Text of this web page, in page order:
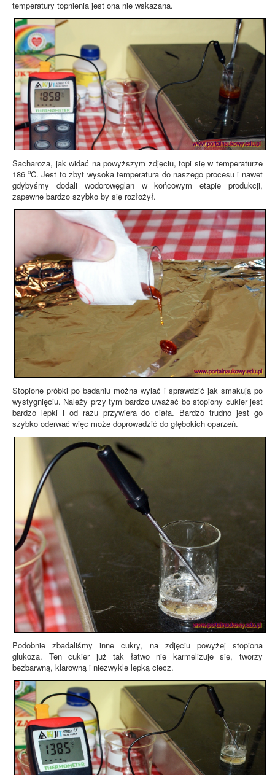
temperatury topnienia jest ona nie wskazana.
Sacharoza, jak widać na powyższym zdjęciu, topi się w temperaturze
186 oC. Jest to zbyt wysoka temperatura do naszego procesu i nawet
gdybyśmy dodali wodorowęglan w końcowym etapie produkcji,
zapewne bardzo szybko by się rozłożył.
Stopione próbki po badaniu można wylać i sprawdzić jak smakują po
wystygnięciu. Należy przy tym bardzo uważać bo stopiony cukier jest
bardzo lepki i od razu przywiera do ciała. Bardzo trudno jest go
szybko oderwać więc może doprowadzić do głębokich oparzeń.
Podobnie zbadaliśmy inne cukry, na zdjęciu powyżej stopiona
glukoza. Ten cukier już tak łatwo nie karmelizuje się, tworzy
bezbarwną, klarowną i niezwykle lepką ciecz.